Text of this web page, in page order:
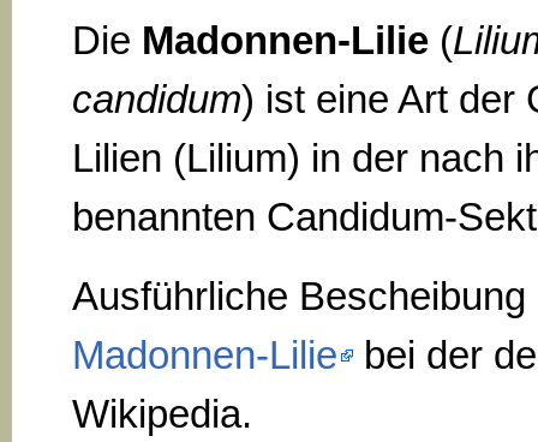
Die Madonnen-Lilie(
candidum) ist eine Art der
Lilien (Lilium) in der nach
benannten Candidum-
Ausführliche Bescheibung
Madonnen-Lilie bei der
Wikipedia.